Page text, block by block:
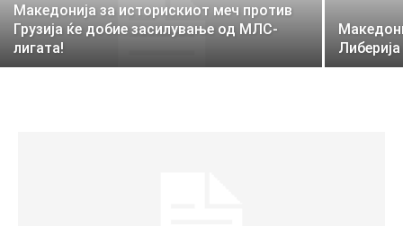
Македонија за историскиот меч против
Грузија ќе добие засилување од МЛС-
лигата!
Либерија